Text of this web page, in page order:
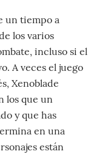
un tiempo a
los varios
incluso si el
A veces el juego
Xenoblade
los que un
y que has
en una
están